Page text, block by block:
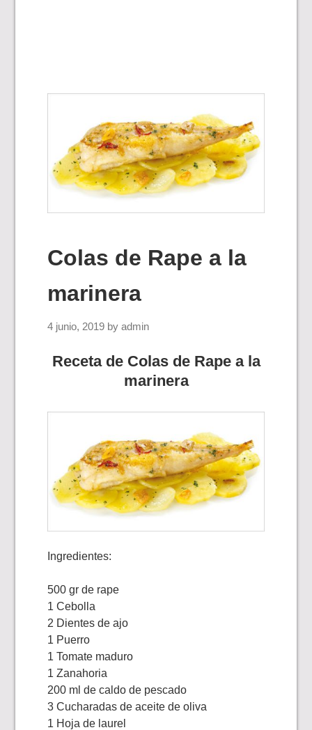
Colas de Rape a la
marinera
4 junio, 2019 byadmin
Receta de Colas de Rape a la
marinera
Ingredientes:
500 gr de rape
1 Cebolla
2 Dientes de ajo
1 Puerro
1 Tomate maduro
1 Zanahoria
200 ml de caldo de pescado
3 Cucharadas de aceite de oliva
1 Hoja de laurel